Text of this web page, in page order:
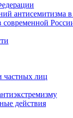
антисемитизма
частных лиц
действия